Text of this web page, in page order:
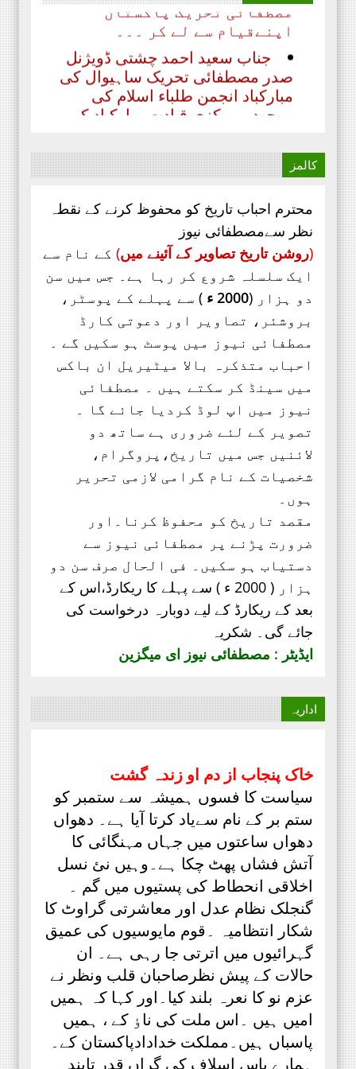
اپنےقیام سے لے کر ۔۔۔
جناب سعید احمد چشتی ڈویژنل
صدر مصطفائی تحریک ساہیوال کی
مبارکباد انجمن طلباء اسلام کی
موجودہ مرکزی قیادت مبارکباد کی
مستحق ہے۔ کہ جنہوں نے حیی علی
کالمز
محترم احباب تاریخ کو محفوظ کرنے کے نقطہ
نظر سےمصطفائی نیوز
(روشن تاریخ تصاویر کے آئینے میں) کے نام سے
ایک سلسلہ شروع کر رہا ہے۔ جس میں سن
دو ہزار (2000 ء
) سے پہلے کے پوسٹر،
بروشئر، تصاویر اور دعوتی کارڈ
مصطفائی نیوز میں پوسٹ ہو سکیں گے ۔
احباب متذکرہ بالا میٹیریل ان باکس
میں سینڈ کر سکتے ہیں ۔ مصطفائی
نیوز میں اپ لوڈ کردیا جائے گا ۔
تصویر کے لئے ضروری ہے ساتھ دو
لائنیں جس میں تاریخ،پروگرام،
شخصیات کے نام گرامی لازمی تحریر
ہوں۔
مقصد تاریخ کو محفوظ کرنا۔اور
ضرورت پڑنے پر مصطفائی نیوز سے
دستیاب ہو سکیں۔ فی الحال صرف سن دو
ہزار ( 2000 ء ) سے پہلے کا ریکارڈ،
اس کے
بعد کے ریکارڈ کے لیے دوبارہ درخواست کی
جائے گی۔ شکریہ
ایڈیٹر : مصطفائی نیوز ای میگزین
اداریہ
خاک پنجاب از دم او زندہ گشت
سیاست کا فسوں ہمیشہ سے ستمبر کو
ستم بر کے نام سےیاد کرتا آیا ہے۔ دھواں
دھواں ساعتوں میں جہاں مہنگائی کا
آتش فشاں پھٹ چکا ہے۔وہیں نئ نسل
اخلاقی انحطاط کی پستیوں میں گم ۔
گنجلک نظام عدل اور معاشرتی گراوٹ کا
شکار انتظامیہ ۔قوم مایوسیوں کی عمیق
گہرائیوں میں اترتی جا رہی ہے۔ ان
حالات کے پیش نظرصاحبان قلب ونظر نے
عزم نو کا نعرہ بلند کیا۔اور کہا کہ ہمیں
امیں ہیں ۔اس ملت کی ناٶ کے ، ہمیں
پاسباں ہیں۔مملکت خدادادپاکستان کے۔
ہمارے پاس اسلاف کی گراں قدر تابندہ